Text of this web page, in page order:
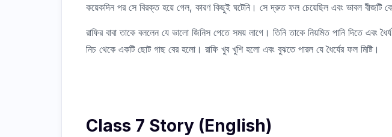
কয়েকদিন পর সে বিরক্ত হয়ে গেল, কারণ কিছুই ঘটেনি। সে দ্রুত ফল চেয়েছিল এবং ভাবল বীজটি
রাফির বাবা তাকে বললেন যে ভালো জিনিস পেতে সময় লাগে। তিনি তাকে নিয়মিত পানি দিতে এবং
নিচ থেকে একটি ছোট গাছ বের হলো। রাফি খুব খুশি হলো এবং বুঝতে পারল যে ধৈর্যের ফল মিষ্টি।
Class 7 Story (English)